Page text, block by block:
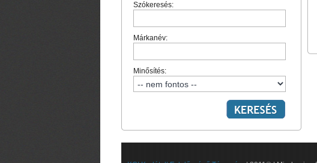
Szókeresés:
Márkanév:
Minősítés: